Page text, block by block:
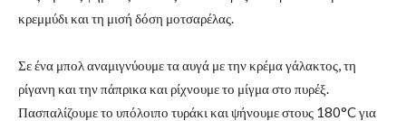
κρεμμύδι και τη μισή δόση μοτσαρέλας.
Σε ένα μπολ αναμιγνύουμε τα αυγά με την κρέμα γάλακτος, τη
ρίγανη και την πάπρικα και ρίχνουμε το μίγμα στο πυρέξ.
Πασπαλίζουμε το υπόλοιπο τυράκι και ψήνουμε στους 180°C για